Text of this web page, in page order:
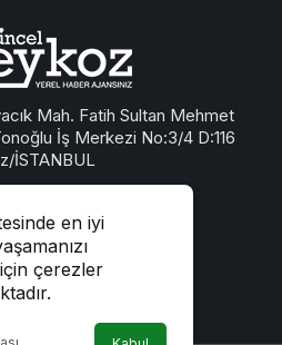
en iyi
çerezler
Mah. Fatih Sultan Mehmet
İş Merkezi No:3/4 D:116
İSTANBUL